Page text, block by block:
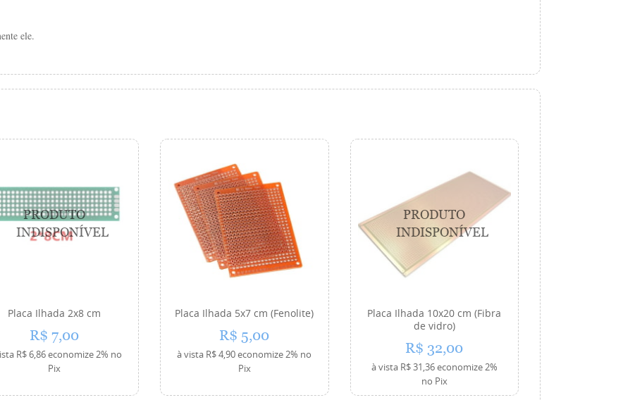
ele.
Placa Ilhada 2x8 cm
R$ 7,00
R$ 6,86economize 2% no
Pix
Placa Ilhada 5x7 cm (Fenolite)
R$ 5,00
à vista R$ 4,90economize 2% no
Pix
Placa Ilhada 10x20 cm (Fibra
de vidro)
R$ 32,00
à vista R$ 31,36economize 2%
no Pix